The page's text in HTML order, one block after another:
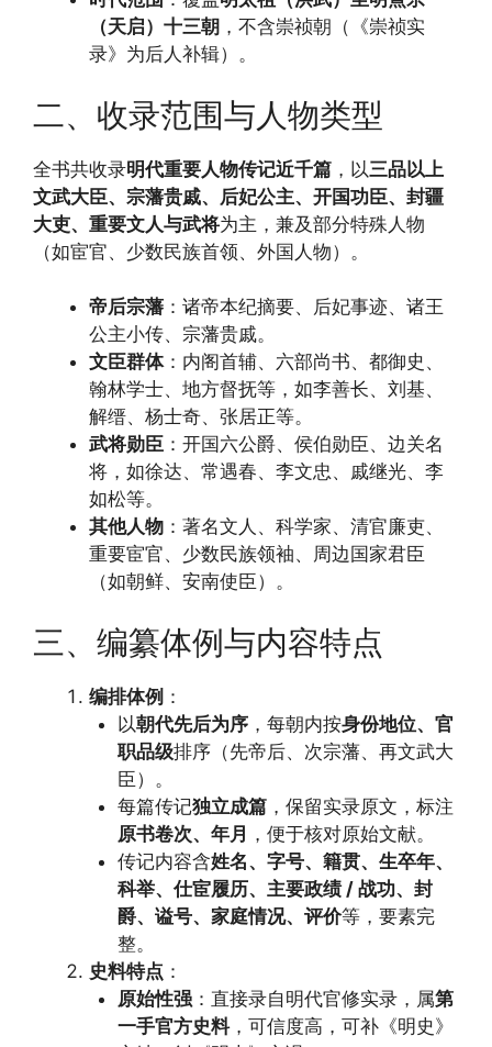
（天启）十三朝 ，不含崇祯朝（《崇祯实
录》为后人补辑）。
二、收录范围与人物类型
全书共收录明代重要人物传记近千篇 ，以三品以上
文武大臣、宗藩贵戚、后妃公主、开国功臣、封疆
大吏、重要文人与武将为主，兼及部分特殊人物
（如宦官、少数民族首领、外国人物）。
帝后宗藩 ：诸帝本纪摘要、后妃事迹、诸王
公主小传、宗藩贵戚。
文臣群体：内阁首辅、六部尚书、都御史、
翰林学士、地方督抚等，如李善长、刘基、
解缙、杨士奇、张居正等。
武将勋臣 ：开国六公爵、侯伯勋臣、边关名
将，如徐达、常遇春、李文忠、戚继光、李
如松等。
其他人物 ：著名文人、科学家、清官廉吏、
重要宦官、少数民族领袖、周边国家君臣
（如朝鲜、安南使臣）。
三、编纂体例与内容特点
编排体例 ：
以朝代先后为序，每朝内按身份地位、官
职品级排序（先帝后、次宗藩、再文武大
臣）。
每篇传记独立成篇，保留实录原文，标注
原书卷次、年月 ，便于核对原始文献。
传记内容含姓名、字号、籍贯、生卒年、
科举、仕宦履历、主要政绩 / 战功、封
爵、谥号、家庭情况、评价等，要素完
整。
史料特点 ：
原始性强：直接录自明代官修实录，属第
一手官方史料，可信度高，可补《明史》